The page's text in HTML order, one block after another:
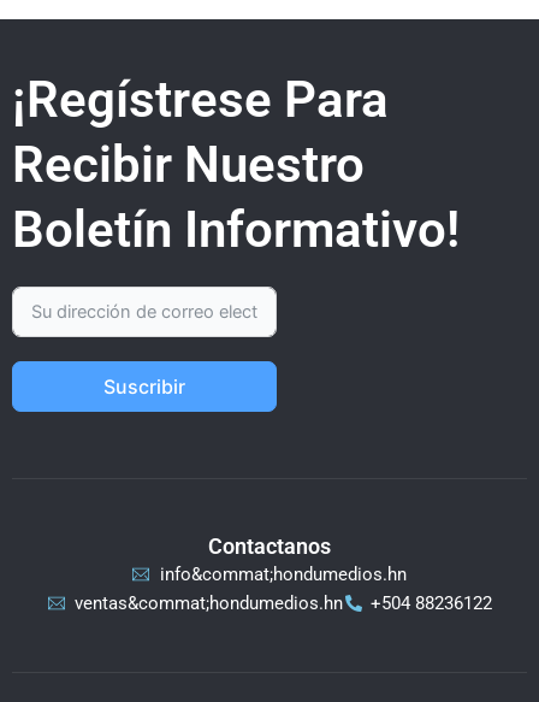
¡Regístrese Para
Recibir Nuestro
Boletín Informativo!
Suscribir
Contactanos
info&commat;hondumedios.hn
ventas&commat;hondumedios.hn
+504 88236122